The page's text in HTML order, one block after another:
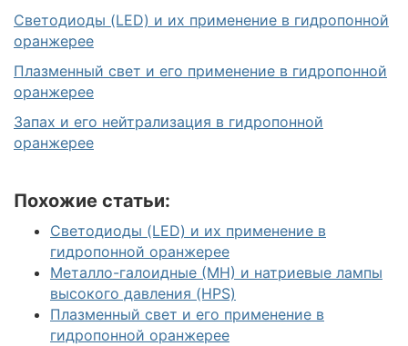
Светодиоды (LED) и их применение в гидропонной
оранжерее
Плазменный свет и его применение в гидропонной
оранжерее
Запах и его нейтрализация в гидропонной
оранжерее
Похожие статьи:
Светодиоды (LED) и их применение в
гидропонной оранжерее
Металло-галоидные (МН) и натриевые лампы
высокого давления (HPS)
Плазменный свет и его применение в
гидропонной оранжерее